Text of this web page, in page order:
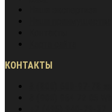
КОНТАКТЫ